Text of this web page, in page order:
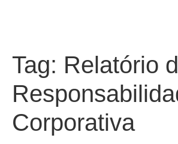
Tag: Relatório
Corporativa